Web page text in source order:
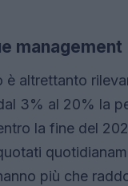
management
è altrettanto
3% al 20% la
la fine del
più che